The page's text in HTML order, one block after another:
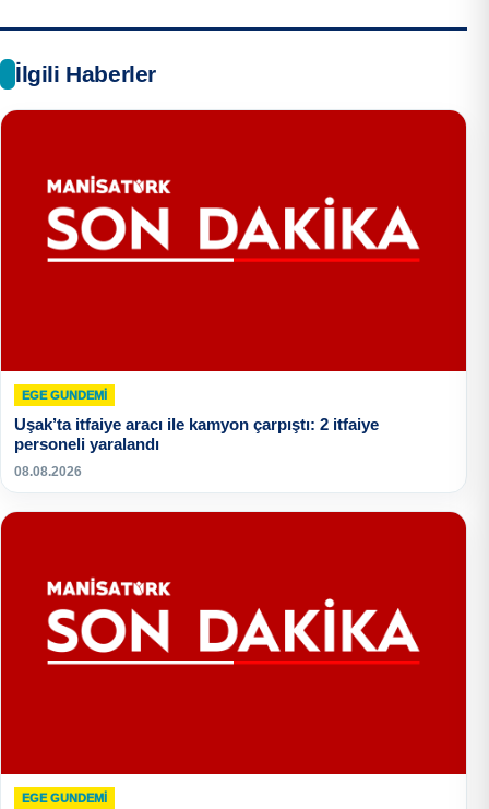
İlgili Haberler
EGE GUNDEMİ
Uşak’ta itfaiye aracı ile kamyon çarpıştı: 2 itfaiye
personeli yaralandı
08.08.2026
EGE GUNDEMİ